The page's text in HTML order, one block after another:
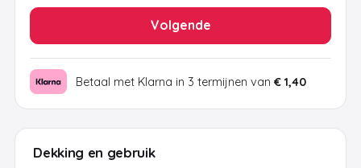
Dekking en gebruik
Volgende
Betaal met Klarna in 3 termijnen van € 1,40